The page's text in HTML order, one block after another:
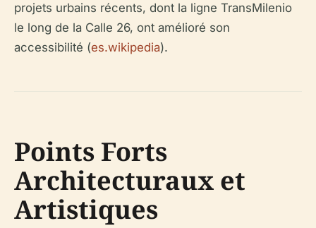
projets urbains récents, dont la ligne TransMilenio
le long de la Calle 26, ont amélioré son
accessibilité (es.wikipedia).
Points Forts
Architecturaux et
Artistiques